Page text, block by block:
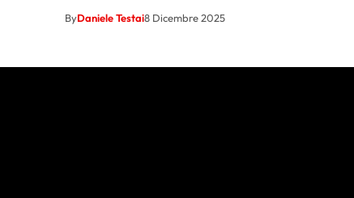
ByDaniele Testai8 Dicembre 2025